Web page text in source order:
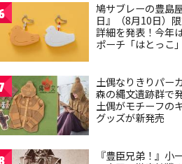
鳩サブレーの豊島
日』（8月10日）
詳細を発表！今年
ポーチ「はとっこ」
土偶なりきりパー
森の縄文遺跡群で
土偶がモチーフの
グッズが新発売
『豊臣兄弟！』小